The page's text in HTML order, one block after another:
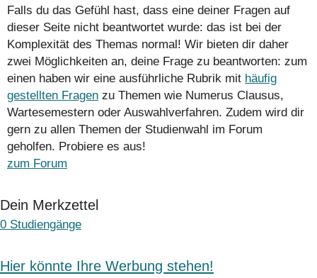
Falls du das Gefühl hast, dass eine deiner Fragen auf
dieser Seite nicht beantwortet wurde: das ist bei der
Komplexität des Themas normal! Wir bieten dir daher
zwei Möglichkeiten an, deine Frage zu beantworten: zum
einen haben wir eine ausführliche Rubrik mit häufig
gestellten Fragen zu Themen wie Numerus Clausus,
Wartesemestern oder Auswahlverfahren. Zudem wird dir
gern zu allen Themen der Studienwahl im Forum
geholfen. Probiere es aus!
zum Forum
Dein Merkzettel
0 Studiengänge
Hier könnte Ihre Werbung stehen!